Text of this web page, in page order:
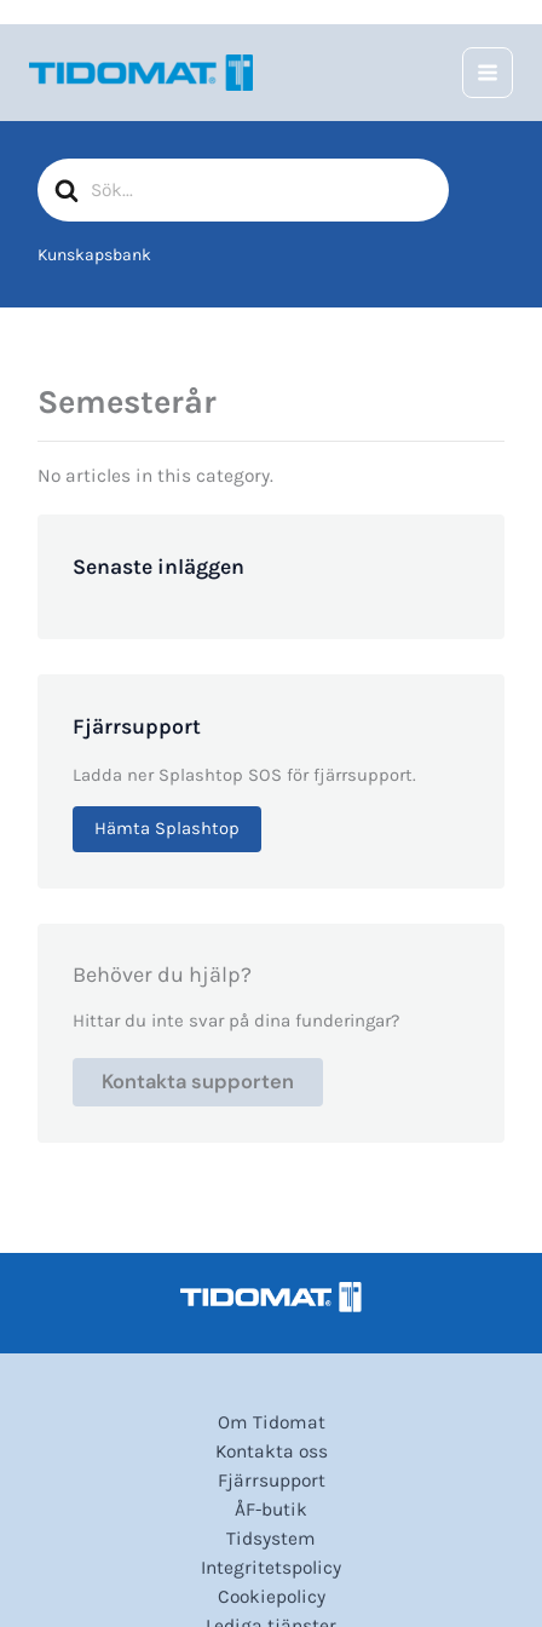
innehåll
Sök
efter
Kunskapsbank
Semesterår
No articles in this category.
Senaste inläggen
Fjärrsupport
Ladda ner Splashtop SOS för fjärrsupport.
Hämta Splashtop
Behöver du hjälp?
Hittar du inte svar på dina funderingar?
Kontakta supporten
Om Tidomat
Kontakta oss
Fjärrsupport
ÅF-butik
Tidsystem
Integritetspolicy
Cookiepolicy